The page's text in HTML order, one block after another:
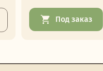
Под заказ